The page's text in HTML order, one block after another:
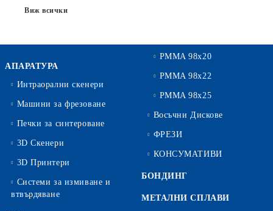
Виж всички
АПАРАТУРА
Интраорални скенери
Машини за фрезоване
Печки за синтероване
3D Скенери
3D Принтери
Системи за измиване и
втвърдяване
PMMA 98x20
PMMA 98x22
PMMA 98x25
Восъчни Дискове
ФРЕЗИ
КОНСУМАТИВИ
БОНДИНГ
МЕТАЛНИ СПЛАВИ